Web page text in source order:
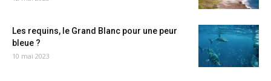
Les requins, le Grand Blanc pour une peur
bleue ?
10 mai 2023